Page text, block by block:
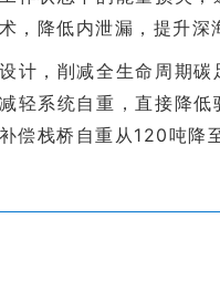
，降低内泄漏，提升深
计，削减全生命周期
轻系统自重，直接降
偿栈桥自重从120吨降